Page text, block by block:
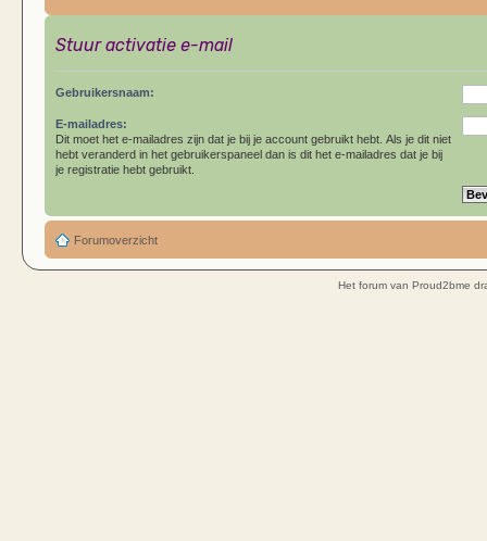
Stuur activatie e-mail
Gebruikersnaam:
E-mailadres:
Dit moet het e-mailadres zijn dat je bij je account gebruikt hebt. Als je dit niet
hebt veranderd in het gebruikerspaneel dan is dit het e-mailadres dat je bij
je registratie hebt gebruikt.
Forumoverzicht
Het forum van Proud2bme